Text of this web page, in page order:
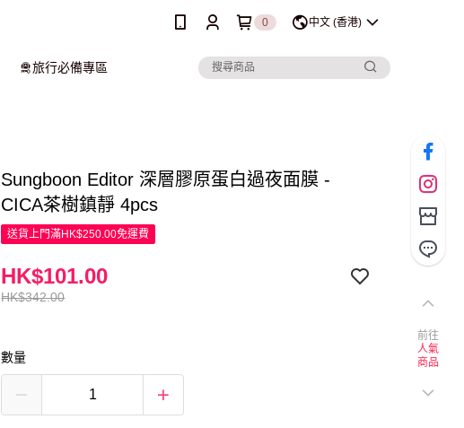
0 中文 (香港)
🛅旅行必備專區
Sungboon Editor 深層膠原蛋白過夜面膜 -
CICA茶樹鎮靜 4pcs
送貨上門滿HK$250.00免運費
HK$342.00
HK$101.00
數量
前往
人氣
商品